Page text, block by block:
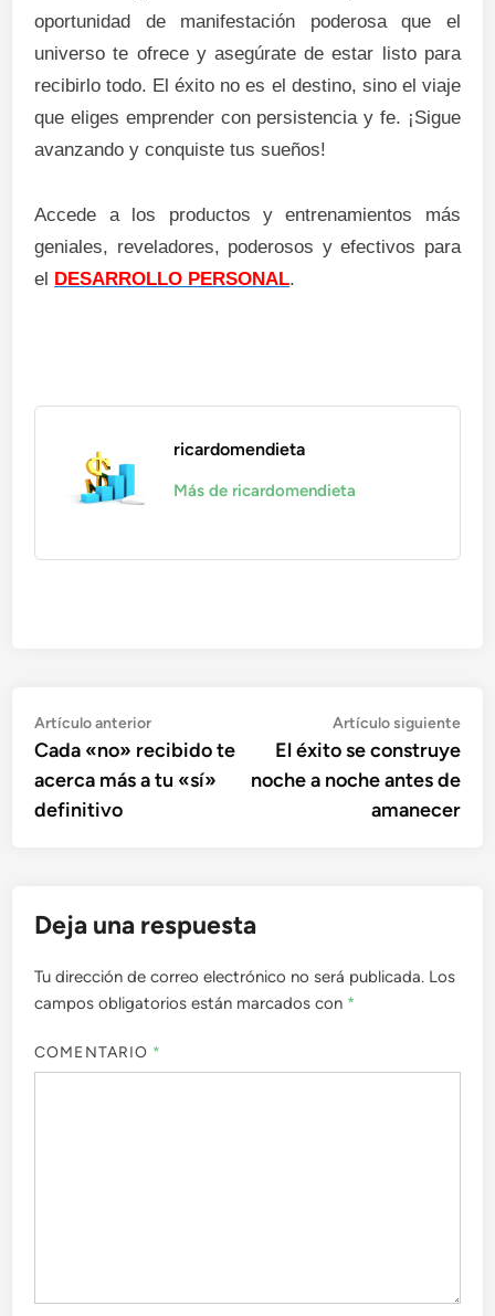
oportunidad de manifestación poderosa que el
universo te ofrece y asegúrate de estar listo para
recibirlo todo. El éxito no es el destino, sino el viaje
que eliges emprender con persistencia y fe. ¡Sigue
avanzando y conquiste tus sueños!
Accede a los productos y entrenamientos más
geniales, reveladores, poderosos y efectivos para
el DESARROLLO PERSONAL.
ricardomendieta
Más de ricardomendieta
Navegación
de
entradas
Artículo anteriorArtículo
anterior:
Cada «no» recibido te
acerca más a tu «sí»
definitivo
Artículo siguiente
El éxito se construye
noche a noche antes de
amanecer
Deja una respuesta
Tu dirección de correo electrónico no será publicada. Los
campos obligatorios están marcados con *
COMENTARIO *